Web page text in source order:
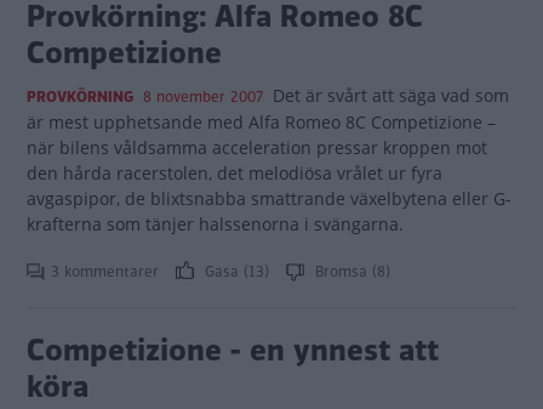
Provkörning: Alfa Romeo 8C
Competizione
PROVKÖRNING 8 november 2007 Det är svårt att säga vad som
är mest upphetsande med Alfa Romeo 8C Competizione –
när bilens våldsamma acceleration pressar kroppen mot
den hårda racerstolen, det melodiösa vrålet ur fyra
avgaspipor, de blixtsnabba smattrande växelbytena eller G-
krafterna som tänjer halssenorna i svängarna.
3 kommentarer Gasa (13) Bromsa (8)
Competizione - en ynnest att
köra